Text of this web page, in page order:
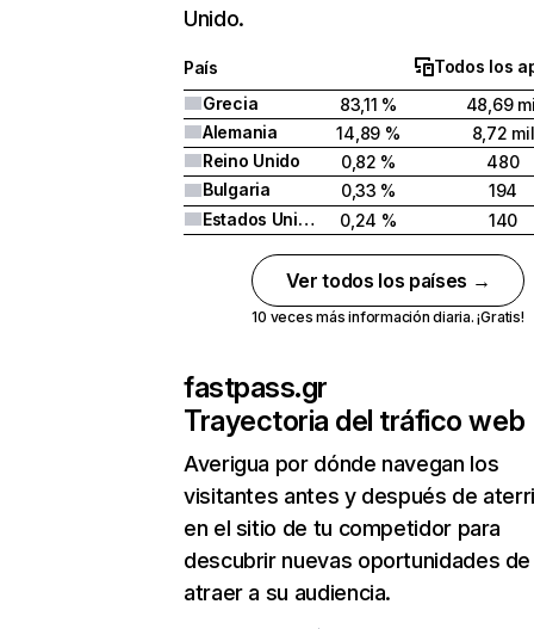
Unido.
País
Todos los
Grecia
83,11 %
48,69
Alemania
14,89 %
8,72 mil
Reino Unido
0,82 %
480
Bulgaria
0,33 %
194
Estados Unidos
0,24 % 140
Ver todos los países →
10 veces más información diaria. ¡Gratis!
fastpass.gr
Trayectoria del tráfico web
Averigua por dónde navegan los
visitantes antes y después de
en el sitio de tu competidor para
descubrir nuevas oportunidades de
atraer a su audiencia.